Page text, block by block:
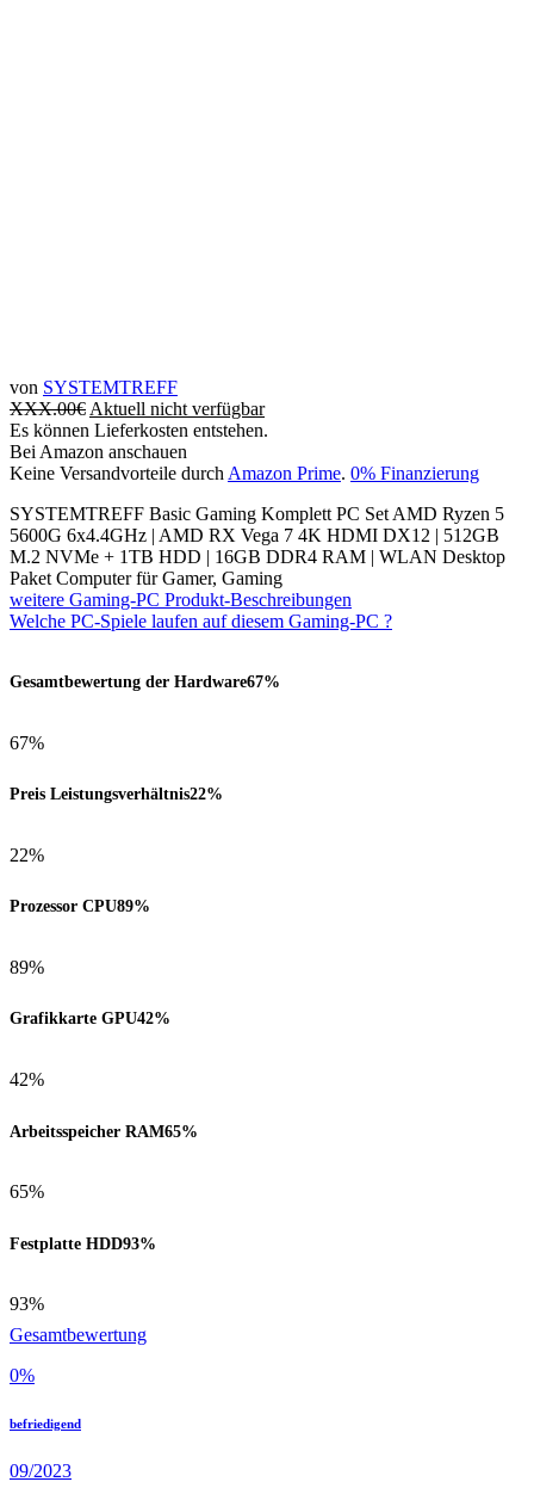
von SYSTEMTREFF
XXX.00€ Aktuell nicht verfügbar
Es können Lieferkosten entstehen.
Bei Amazon anschauen
Keine Versandvorteile durch Amazon Prime. 0% Finanzierung
SYSTEMTREFF Basic Gaming Komplett PC Set AMD Ryzen 5
5600G 6x4.4GHz | AMD RX Vega 7 4K HDMI DX12 | 512GB
M.2 NVMe + 1TB HDD | 16GB DDR4 RAM | WLAN Desktop
Paket Computer für Gamer, Gaming
weitere Gaming-PC Produkt-Beschreibungen
Welche PC-Spiele laufen auf diesem Gaming-PC ?
Gesamtbewertung der Hardware67%
67%
Preis Leistungsverhältnis22%
22%
Prozessor CPU89%
89%
Grafikkarte GPU42%
42%
Arbeitsspeicher RAM65%
65%
Festplatte HDD93%
93%
Gesamtbewertung
0%
befriedigend
09/2023